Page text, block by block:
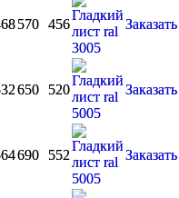
570 456 Заказать
650 520 Заказать
690 552 Заказать